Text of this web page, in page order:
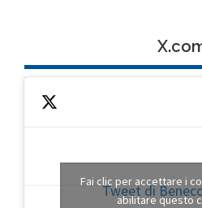
Tweet di
Fai clic per accettare i
abilitare questo